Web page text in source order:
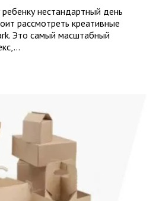
нестандартный день
рассмотреть креативные
Это самый масштабный